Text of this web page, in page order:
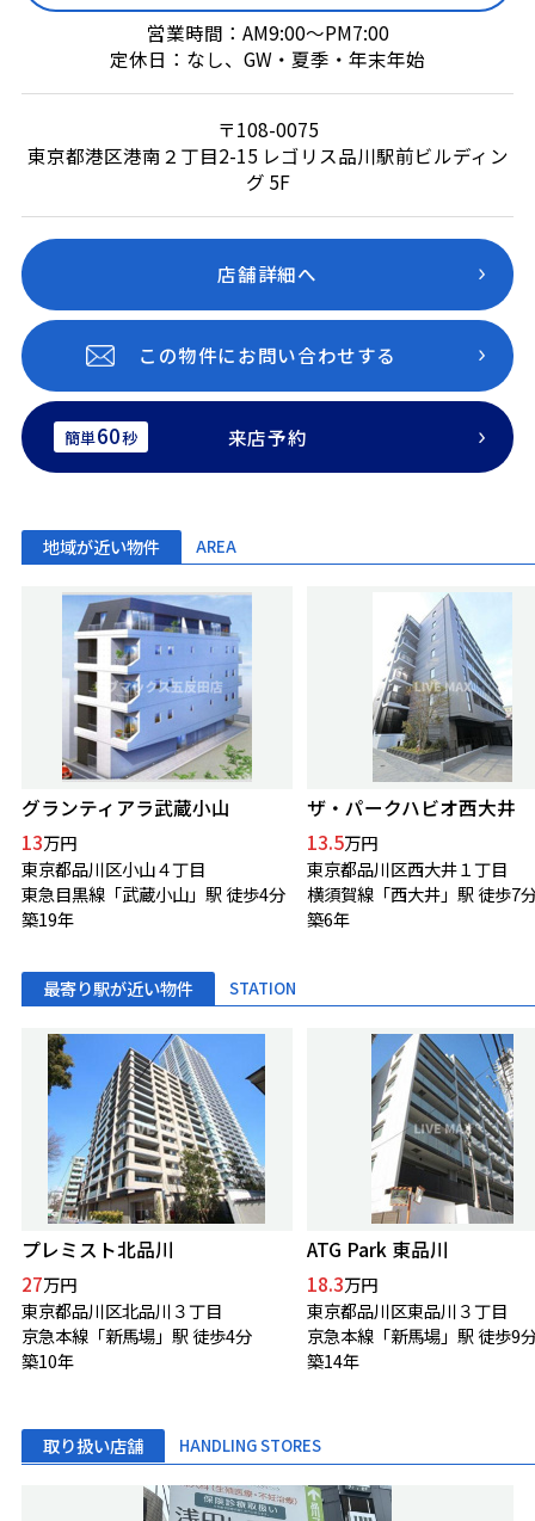
営業時間：AM9:00～PM7:00
定休日：なし、GW・夏季・年末年始
〒108-0075
東京都港区港南２丁目2-15 レゴリス品川駅前ビルディン
グ 5F
店舗詳細へ
この物件にお問い合わせする
簡単60秒 来店予約
地域が近い物件 AREA
グランティアラ武蔵小山
13万円
東京都品川区小山４丁目
東急目黒線「武蔵小山」駅 徒歩4分
築19年
ザ・パークハビオ西大井
13.5万円
東京都品川区西大井１丁目
横須賀線「西大井」駅 徒歩7
築6年
最寄り駅が近い物件 STATION
プレミスト北品川
27万円
東京都品川区北品川３丁目
京急本線「新馬場」駅 徒歩4分
築10年
ATG Park 東品川
18.3万円
東京都品川区東品川３丁目
京急本線「新馬場」駅 徒歩9
築14年
取り扱い店舗 HANDLING STORES